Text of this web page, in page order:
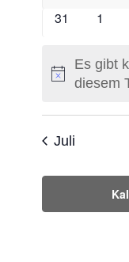
0
31
0
1
Hinweis
Es gibt
diesem
Juli